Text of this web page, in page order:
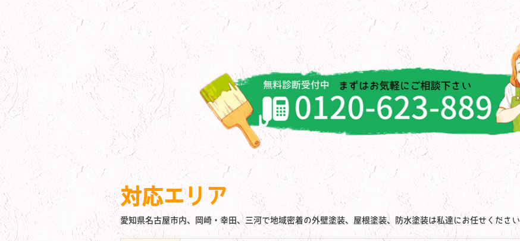
対応エリア
愛知県名古屋市内、岡崎・幸田、三河で地域密着の外壁塗装、屋根塗装、防水塗装は私達にお任せください